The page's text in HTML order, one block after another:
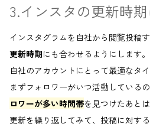
3.インスタの更新時
インスタグラムを自社から閲覧投稿
更新時期にも合わせるようにします。
自社のアカウントにとって最適なタ
まずフォロワーがいつ活動している
ロワーが多い時間帯を見つけたあと
更新を繰り返してみて、投稿に対す